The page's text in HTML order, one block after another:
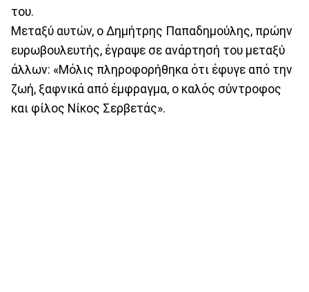
του.
Μεταξύ αυτών, ο Δημήτρης Παπαδημούλης, πρώην
ευρωβουλευτής, έγραψε σε ανάρτησή του μεταξύ
άλλων: «Μόλις πληροφορήθηκα ότι έφυγε από την
ζωή, ξαφνικά από έμφραγμα, ο καλός σύντροφος
και φίλος Νίκος Σερβετάς».